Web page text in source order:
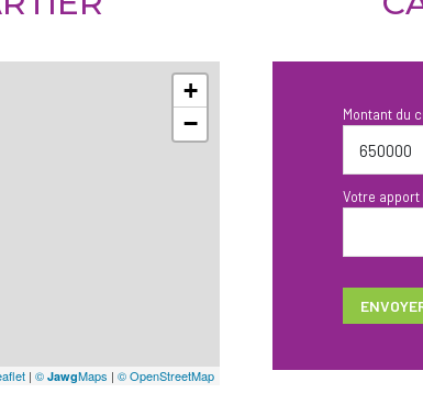
+
−
| © JawgMaps | © OpenStreetMap
Montant du
Votre apport